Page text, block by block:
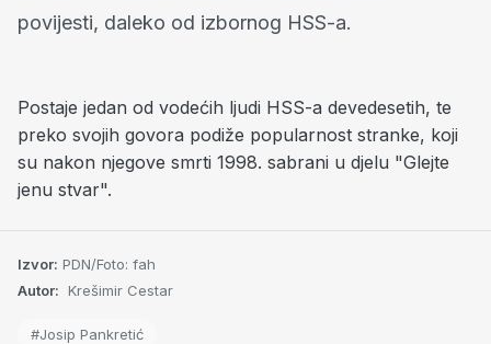
povijesti, daleko od izbornog HSS-a.
Postaje jedan od vodećih ljudi HSS-a devedesetih, te
preko svojih govora podiže popularnost stranke, koji
su nakon njegove smrti 1998. sabrani u djelu "Glejte
jenu stvar".
Izvor: PDN/Foto: fah
Autor: Krešimir Cestar
#Josip Pankretić